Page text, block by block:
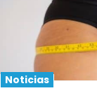
Noticias